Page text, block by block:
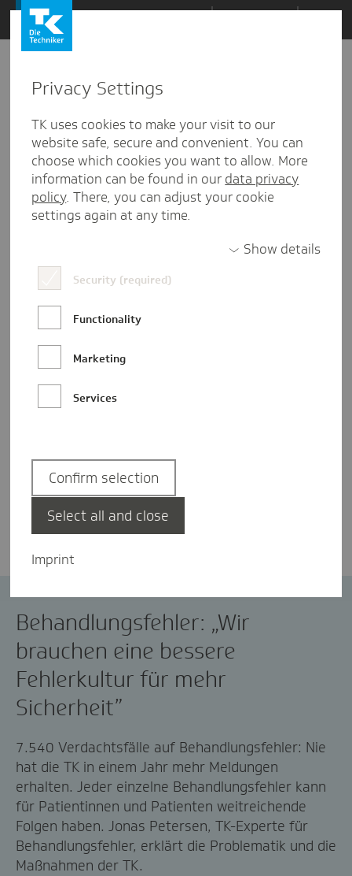
Zum
Inhalt
springen
den
Kommentaren
Rebecca Vaneeva
Behandlungsfehler: „Wir
brauchen eine bessere
Fehlerkultur für mehr
Sicherheit”
7.540 Verdachtsfälle auf Behandlungsfehler: Nie
hat die TK in einem Jahr mehr Meldungen
erhalten. Jeder einzelne Behandlungsfehler kann
für Patientinnen und Patienten weitreichende
Folgen haben. Jonas Petersen, TK-Experte für
Behandlungsfehler, erklärt die Problematik und die
Maßnahmen der TK.
Privacy Settings
TK uses cookies to make your visit to our
website safe, secure and convenient. You can
choose which cookies you want to allow. More
information can be found in our data privacy
policy. There, you can adjust your cookie
settings again at any time.
Show details
Security (required)
Functionality
Marketing
Services
Imprint
Confirm selection
Select all and close